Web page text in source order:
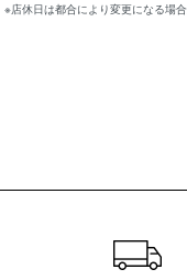
※店休日は都合により変更になる場合